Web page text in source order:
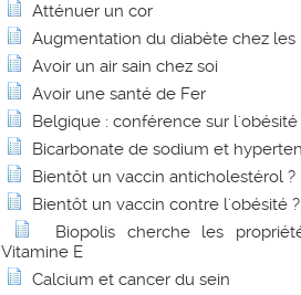
Atténuer un cor
Augmentation du diabète chez les
Avoir un air sain chez soi
Avoir une santé de Fer
Belgique : conférence sur l'obésité
Bicarbonate de sodium et
Bientôt un vaccin anticholestérol ?
Bientôt un vaccin contre l'obésité ?
Biopolis cherche les
Vitamine E
Calcium et cancer du sein